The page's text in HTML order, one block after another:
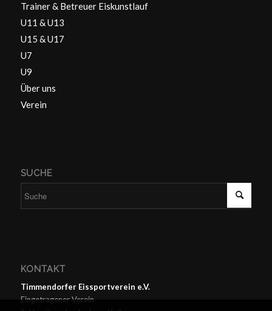
Trainer & Betreuer Eiskunstlauf
U11 & U13
U15 & U17
U7
U9
Über uns
Verein
SUCHE
KONTAKT
Timmendorfer Eissportverein e.V.
Eingetragener Verein